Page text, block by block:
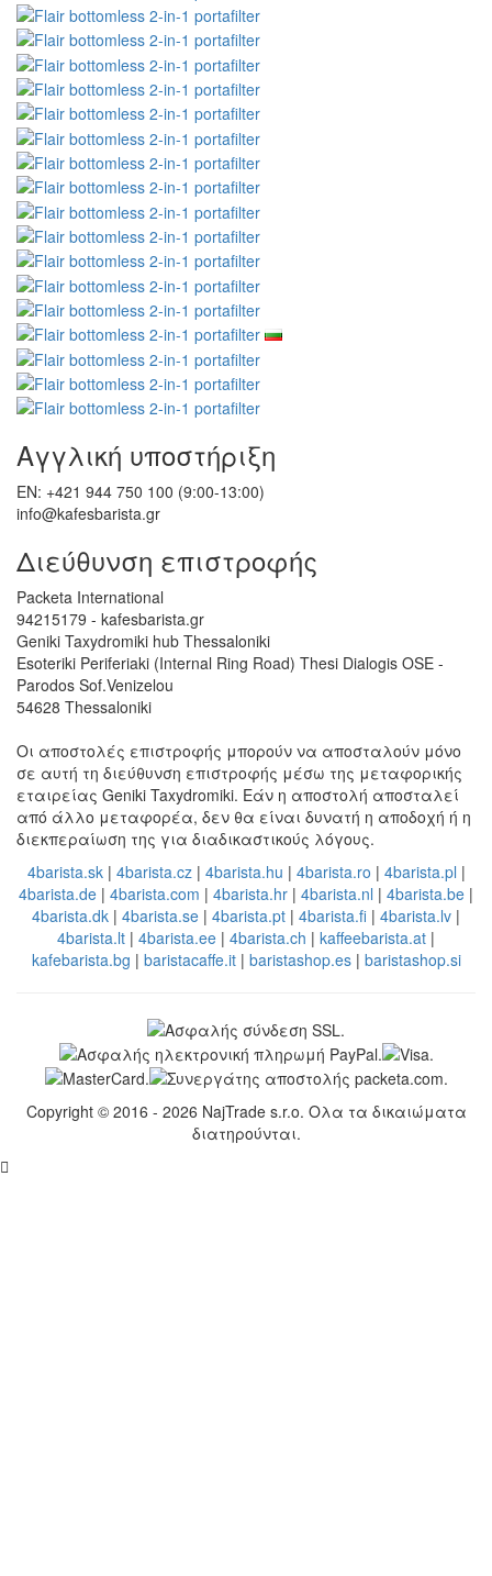
Αγγλική υποστήριξη
EN: +421 944 750 100 (9:00-13:00)
info@kafesbarista.gr
Διεύθυνση επιστροφής
Packeta International
94215179 - kafesbarista.gr
Geniki Taxydromiki hub Thessaloniki
Esoteriki Periferiaki (Internal Ring Road) Thesi Dialogis OSE -
Parodos Sof.Venizelou
54628 Thessaloniki
Οι αποστολές επιστροφής μπορούν να αποσταλούν μόνο
σε αυτή τη διεύθυνση επιστροφής μέσω της μεταφορικής
εταιρείας Geniki Taxydromiki. Εάν η αποστολή αποσταλεί
από άλλο μεταφορέα, δεν θα είναι δυνατή η αποδοχή ή η
διεκπεραίωση της για διαδικαστικούς λόγους.
4barista.sk| 4barista.cz| 4barista.hu | 4barista.ro | 4barista.pl |
4barista.de | 4barista.com | 4barista.hr | 4barista.nl | 4barista.be |
4barista.dk | 4barista.se | 4barista.pt | 4barista.fi | 4barista.lv |
4barista.lt | 4barista.ee | 4barista.ch | kaffeebarista.at |
kafebarista.bg | baristacaffe.it| baristashop.es| baristashop.si
Copyright © 2016 - 2026 NajTrade s.r.o. Ολα τα δικαιώματα
διατηρούνται.